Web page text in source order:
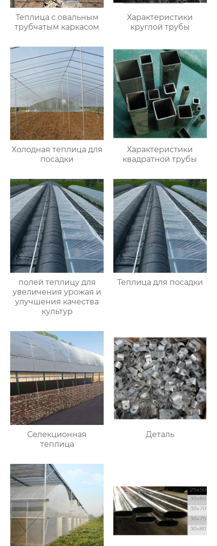
Теплица с овальным
трубчатым каркасом
Характеристики
круглой трубы
Холодная теплица для
посадки
Характеристики
квадратной трубы
полей теплицу для
увеличения урожая и
улучшения качества
культур
Теплица для посадки
Селекционная
теплица
Деталь